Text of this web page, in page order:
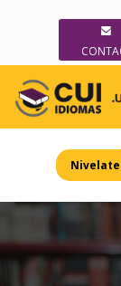
Nivelate